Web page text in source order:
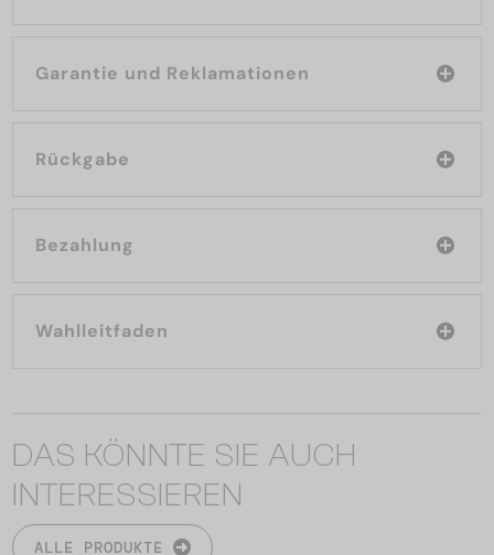
Garantie und Reklamationen
Rückgabe
Bezahlung
Wahlleitfaden
DAS KÖNNTE SIE AUCH
INTERESSIEREN
ALLE PRODUKTE